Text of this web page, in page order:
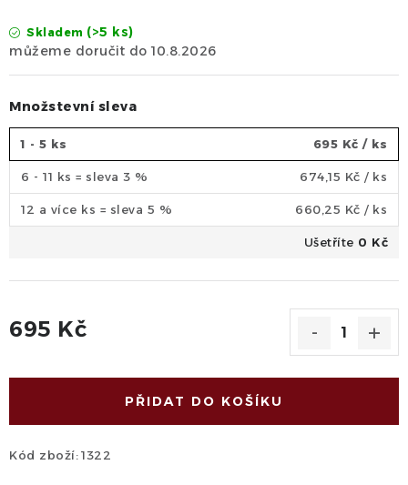
Skladem (>5 ks)
10.8.2026
Množstevní sleva
1 - 5 ks 695 Kč / ks
6 - 11 ks = sleva 3 % 674,15 Kč / ks
12 a více ks = sleva 5 % 660,25 Kč / ks
Ušetříte 0 Kč
695 Kč
PŘIDAT DO KOŠÍKU
Kód zboží:1322